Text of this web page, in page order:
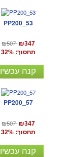
PP200_53
₪507 ₪347
תחסוך: 32%
קנה עכשיו
PP200_57
₪507 ₪347
תחסוך: 32%
קנה עכשיו